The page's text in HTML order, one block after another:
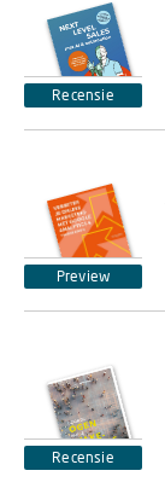
Recensie
Preview
Recensie